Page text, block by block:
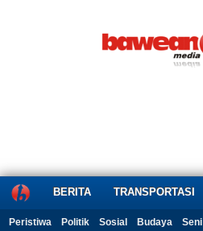
BERITA TRANSPORTASI
Peristiwa Politik Sosial Budaya Seni